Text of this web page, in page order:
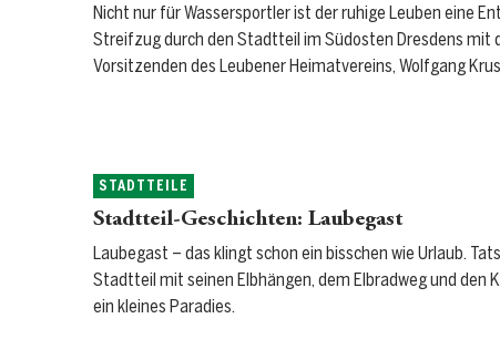
Nicht nur für Wassersportler ist der ruhige Leuben eine
Streifzug durch den Stadtteil im Südosten Dresdens mit
Vorsitzenden des Leubener Heimatvereins, Wolfgang
STADTTEILE
Stadtteil-Geschichten: Laubegast
Laubegast – das klingt schon ein bisschen wie Urlaub.
Stadtteil mit seinen Elbhängen, dem Elbradweg und den
ein kleines Paradies.